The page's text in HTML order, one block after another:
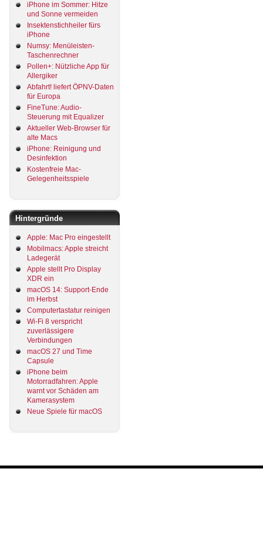
iPhone im Sommer: Hitze
und Sonne vermeiden
Insektenstichheiler fürs
iPhone
Numsy: Menüleisten-
Taschenrechner
Pollen+: Nützliche App für
Allergiker
Abfahrt! liefert ÖPNV-Daten
für Europa
FineTune: Audio-
Steuerung mit Equalizer
Aktueller Web-Browser für
alte Macs
iPhone: Reinigung und
Desinfektion
Kostenfreie Mac-
Gelegenheitsspiele
Hintergründe
Apple: Mac Pro eingestellt
Mobilmacs: Apple streicht
Ladegerät
Apple stellt Pro Display
XDR ein
macOS 14: Support-Ende
im Herbst
Computertastatur reinigen
Wi-Fi 8 verspricht
zuverlässigere
Verbindungen
macOS 27 und Time
Capsule
iPhone beim
Motorradfahren: Apple
warnt vor Schäden am
Kamerasystem
Neue Spiele für macOS